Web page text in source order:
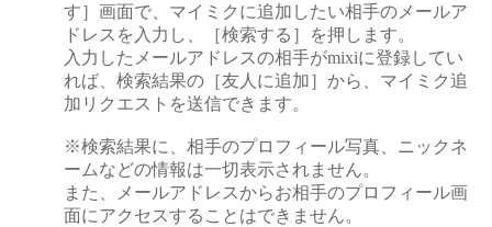
す］画面で、マイミクに追加したい相手のメールア
ドレスを入力し、［検索する］を押します。
入力したメールアドレスの相手がmixiに登録してい
れば、検索結果の［友人に追加］から、マイミク追
加リクエストを送信できます。
※検索結果に、相手のプロフィール写真、ニックネ
ームなどの情報は一切表示されません。
また、メールアドレスからお相手のプロフィール画
面にアクセスすることはできません。